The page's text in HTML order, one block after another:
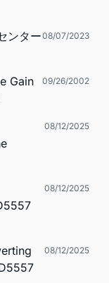
ンター08/07/2023
Gain
09/26/2002
08/12/2025
08/12/2025
08/12/2025